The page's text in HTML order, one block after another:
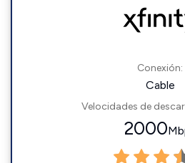
Conexión:
Cable
Velocidades de
2000